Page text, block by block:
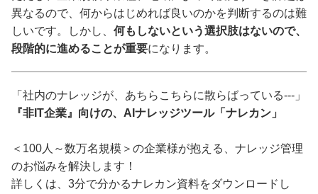
異なるので、何からはじめれば良いのかを判断するのは難
しいです。しかし、 何もしないという選択肢はないので、
段階的に進めることが重要になります。
「社内のナレッジが、あちらこちらに散らばっている---」
『非IT企業』向けの、AIナレッジツール「ナレカン」
＜100人～数万名規模＞の企業様が抱える、ナレッジ管理
のお悩みを解決します！
詳しくは、3分で分かるナレカン資料をダウンロードし